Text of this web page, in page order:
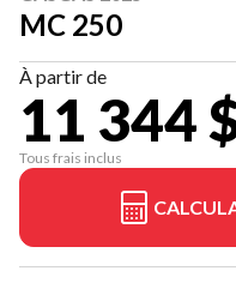
MC 250
À partir de
11 344
Tous frais inclus